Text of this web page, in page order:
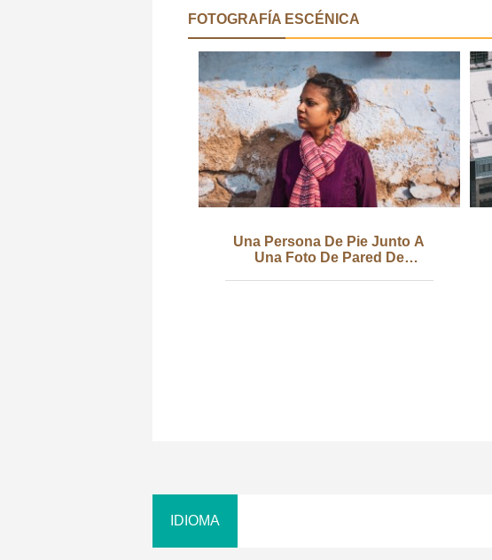
FOTOGRAFÍA ESCÉNICA
Una Persona De Pie Junto A
Una Foto De Pared De